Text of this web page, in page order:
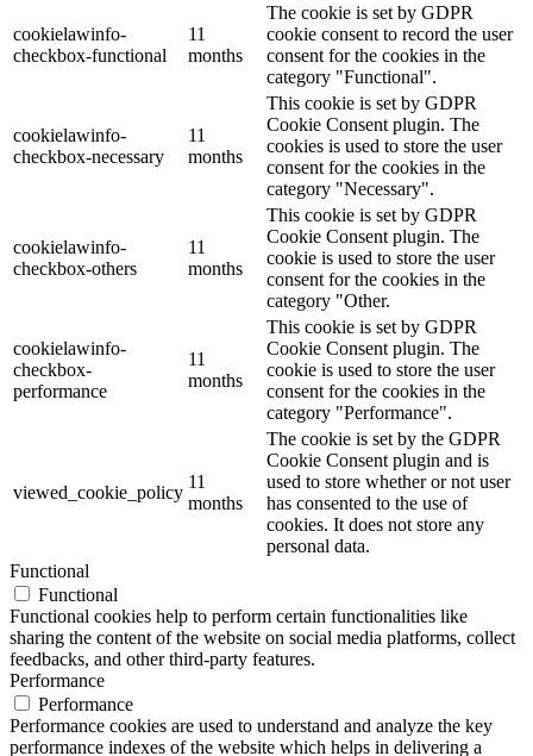
cookielawinfo-
checkbox-functional
11
months
The cookie is set by GDPR
cookie consent to record the user
consent for the cookies in the
category "Functional".
cookielawinfo-
checkbox-necessary
11
months
This cookie is set by GDPR
Cookie Consent plugin. The
cookies is used to store the user
consent for the cookies in the
category "Necessary".
cookielawinfo-
checkbox-others
11
months
This cookie is set by GDPR
Cookie Consent plugin. The
cookie is used to store the user
consent for the cookies in the
category "Other.
cookielawinfo-
checkbox-
performance
11
months
This cookie is set by GDPR
Cookie Consent plugin. The
cookie is used to store the user
consent for the cookies in the
category "Performance".
viewed_cookie_policy
11
months
The cookie is set by the GDPR
Cookie Consent plugin and is
used to store whether or not user
has consented to the use of
cookies. It does not store any
personal data.
Functional
Functional
Functional cookies help to perform certain functionalities like
sharing the content of the website on social media platforms, collect
feedbacks, and other third-party features.
Performance
Performance
Performance cookies are used to understand and analyze the key
performance indexes of the website which helps in delivering a